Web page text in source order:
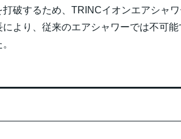
破するため、TRINCイオンエアシャ
より、従来のエアシャワーでは不可